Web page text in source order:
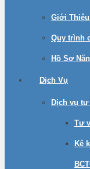
Giới
Quy trình
Hồ Sơ
Dịch Vụ
Dịch vụ
Tư
Kê